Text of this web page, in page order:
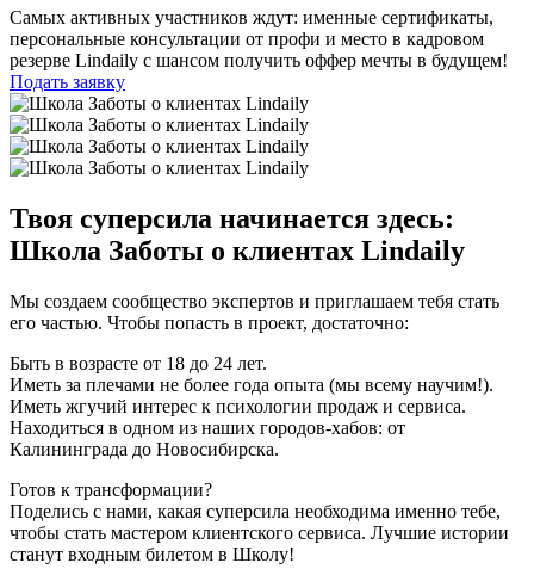
Самых активных участников ждут: именные сертификаты,
персональные консультации от профи и место в кадровом
резерве Lindaily с шансом получить оффер мечты в будущем!
Подать заявку
Твоя суперсила начинается здесь:
Школа Заботы о клиентах Lindaily
Мы создаем сообщество экспертов и приглашаем тебя стать
его частью. Чтобы попасть в проект, достаточно:
Быть в возрасте от 18 до 24 лет.
Иметь за плечами не более года опыта (мы всему научим!).
Иметь жгучий интерес к психологии продаж и сервиса.
Находиться в одном из наших городов-хабов: от
Калининграда до Новосибирска.
Готов к трансформации?
Поделись с нами, какая суперсила необходима именно тебе,
чтобы стать мастером клиентского сервиса. Лучшие истории
станут входным билетом в Школу!